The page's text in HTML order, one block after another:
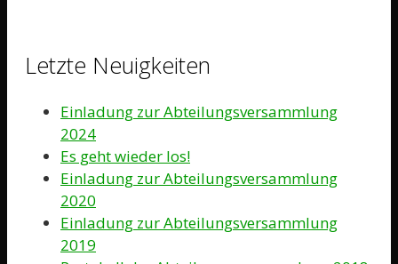
Letzte Neuigkeiten
Einladung zur Abteilungsversammlung
2024
Es geht wieder los!
Einladung zur Abteilungsversammlung
2020
Einladung zur Abteilungsversammlung
2019